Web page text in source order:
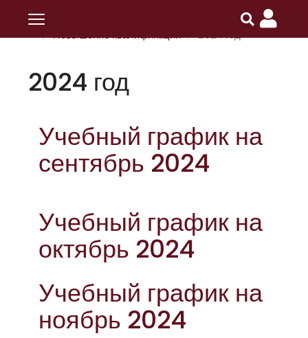
Главная
Повышение квалификации
2024 год
2024 год
Учебный график на
сентябрь 2024
Учебный график на
октябрь 2024
Учебный график на
ноябрь 2024